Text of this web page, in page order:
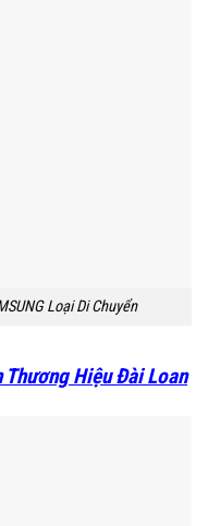
Loại Di Chuyển
Hiệu Đài Loan